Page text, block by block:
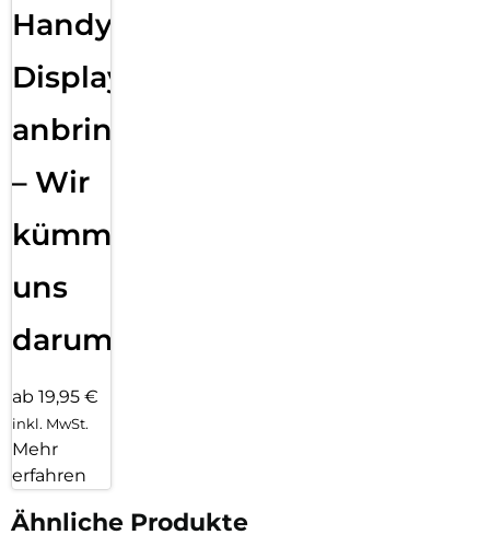
Handy
Displayfolie
anbringen
– Wir
kümmern
uns
darum!
ab 19,95 €
inkl. MwSt.
Mehr
erfahren
Ähnliche Produkte